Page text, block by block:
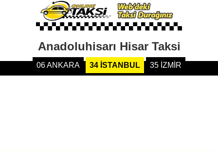
Anadoluhisarı Hisar Taksi
06 ANKARA 34 İSTANBUL 35 İZMİR